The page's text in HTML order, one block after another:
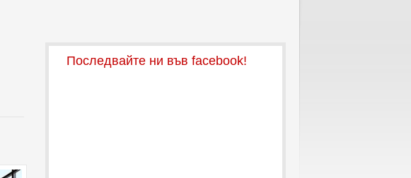
Последвайте ни във facebook!